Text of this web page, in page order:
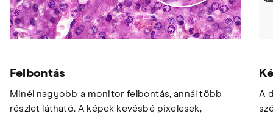
Felbontás
Minél nagyobb a monitor felbontás, annál több
részlet látható. A képek kevésbé pixelesek,
A